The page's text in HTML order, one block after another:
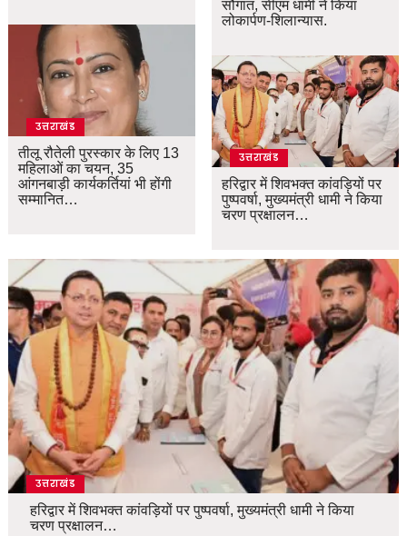
उत्तराखंड
तीलू रौतेली पुरस्कार के लिए 13
महिलाओं का चयन, 35
आंगनबाड़ी कार्यकर्तियां भी होंगी
सम्मानित…
सौगात, सीएम धामी ने किया
लोकार्पण-शिलान्यास.
उत्तराखंड
हरिद्वार में शिवभक्त कांवड़ियों पर
पुष्पवर्षा, मुख्यमंत्री धामी ने किया
चरण प्रक्षालन…
उत्तराखंड
हरिद्वार में शिवभक्त कांवड़ियों पर पुष्पवर्षा, मुख्यमंत्री धामी ने किया
चरण प्रक्षालन…